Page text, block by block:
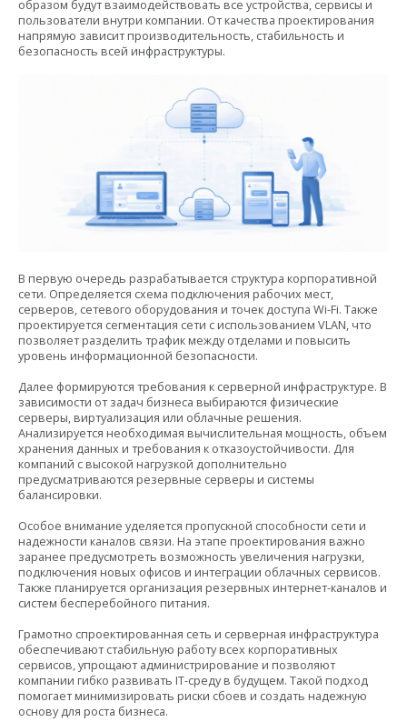
образом будут взаимодействовать все устройства, сервисы и
пользователи внутри компании. От качества проектирования
напрямую зависит производительность, стабильность и
безопасность всей инфраструктуры.
В первую очередь разрабатывается структура корпоративной
сети. Определяется схема подключения рабочих мест,
серверов, сетевого оборудования и точек доступа Wi-Fi. Также
проектируется сегментация сети с использованием VLAN, что
позволяет разделить трафик между отделами и повысить
уровень информационной безопасности.
Далее формируются требования к серверной инфраструктуре. В
зависимости от задач бизнеса выбираются физические
серверы, виртуализация или облачные решения.
Анализируется необходимая вычислительная мощность, объем
хранения данных и требования к отказоустойчивости. Для
компаний с высокой нагрузкой дополнительно
предусматриваются резервные серверы и системы
балансировки.
Особое внимание уделяется пропускной способности сети и
надежности каналов связи. На этапе проектирования важно
заранее предусмотреть возможность увеличения нагрузки,
подключения новых офисов и интеграции облачных сервисов.
Также планируется организация резервных интернет-каналов и
систем бесперебойного питания.
Грамотно спроектированная сеть и серверная инфраструктура
обеспечивают стабильную работу всех корпоративных
сервисов, упрощают администрирование и позволяют
компании гибко развивать IT-среду в будущем. Такой подход
помогает минимизировать риски сбоев и создать надежную
основу для роста бизнеса.